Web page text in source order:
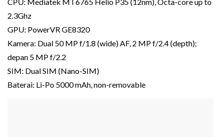
2.3Ghz
GPU: PowerVR GE8320
Kamera: Dual 50 MP f/1.8 (wide) AF, 2 MP f/2.4 (depth);
depan 5 MP f/2.2
SIM: Dual SIM (Nano-SIM)
Baterai: Li-Po 5000 mAh, non-removable